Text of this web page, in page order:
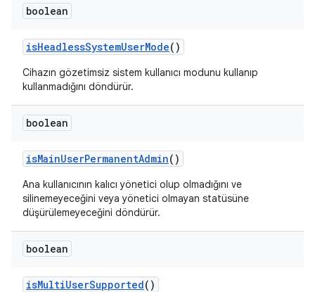
boolean
isHeadlessSystemUserMode()
Cihazın gözetimsiz sistem kullanıcı modunu kullanıp
kullanmadığını döndürür.
boolean
isMainUserPermanentAdmin()
Ana kullanıcının kalıcı yönetici olup olmadığını ve
silinemeyeceğini veya yönetici olmayan statüsüne
düşürülemeyeceğini döndürür.
boolean
isMultiUserSupported()